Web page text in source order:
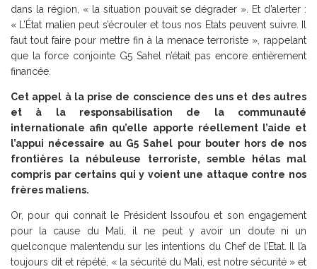
dans la région, « la situation pouvait se dégrader ». Et d’alerter :
« L’État malien peut s’écrouler et tous nos Etats peuvent suivre. Il
faut tout faire pour mettre fin à la menace terroriste », rappelant
que la force conjointe G5 Sahel n’était pas encore entièrement
financée.
Cet appel à la prise de conscience des uns et des autres
et à la responsabilisation de la communauté
internationale afin qu’elle apporte réellement l’aide et
l’appui nécessaire au G5 Sahel pour bouter hors de nos
frontières la nébuleuse terroriste, semble hélas mal
compris par certains qui y voient une attaque contre nos
frères maliens.
Or, pour qui connait le Président Issoufou et son engagement
pour la cause du Mali, il ne peut y avoir un doute ni un
quelconque malentendu sur les intentions du Chef de l’Etat. Il l’a
toujours dit et répété, « la sécurité du Mali, est notre sécurité » et